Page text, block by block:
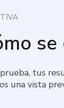
se
tus
una vista